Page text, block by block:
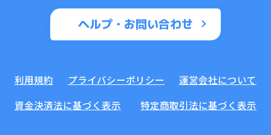
ヘルプ・お問い合わせ
利用規約 プライバシーポリシー
運営会社について
資金決済法に基づく表示
特定商取引法に基づく表示